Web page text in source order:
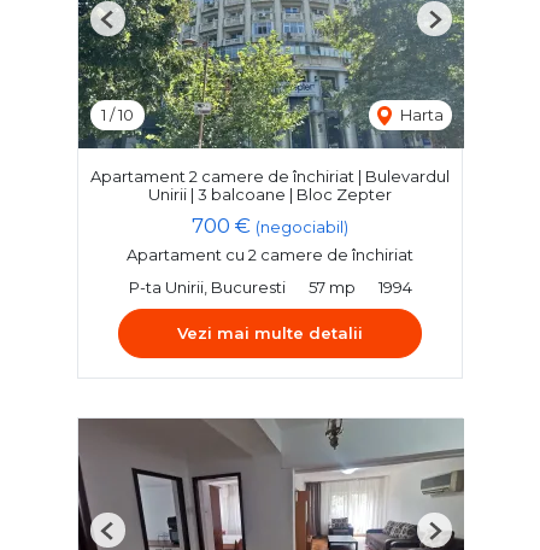
1 /10 Harta
Previous Next
Apartament 2 camere de închiriat | Bulevardul
Unirii | 3 balcoane | Bloc Zepter
700 € (negociabil)
Apartament cu 2 camere de închiriat
P-ta Unirii, Bucuresti
57 mp 1994
Vezi mai multe detalii
Previous Next